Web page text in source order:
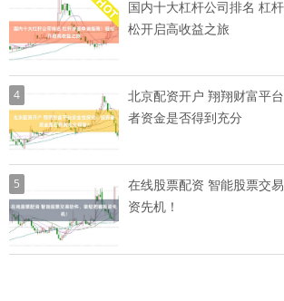
国内十大杠杆公司排名 杠
松开启高收益之旅
4
北京配资开户 翔翔财富平
者资金是否得到充分
5
在线股票配资 智能股票交
资先机！